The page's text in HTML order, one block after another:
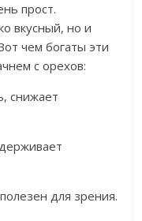
прост.
вкусный, но и
чем богаты эти
с орехов:
снижает
для зрения.